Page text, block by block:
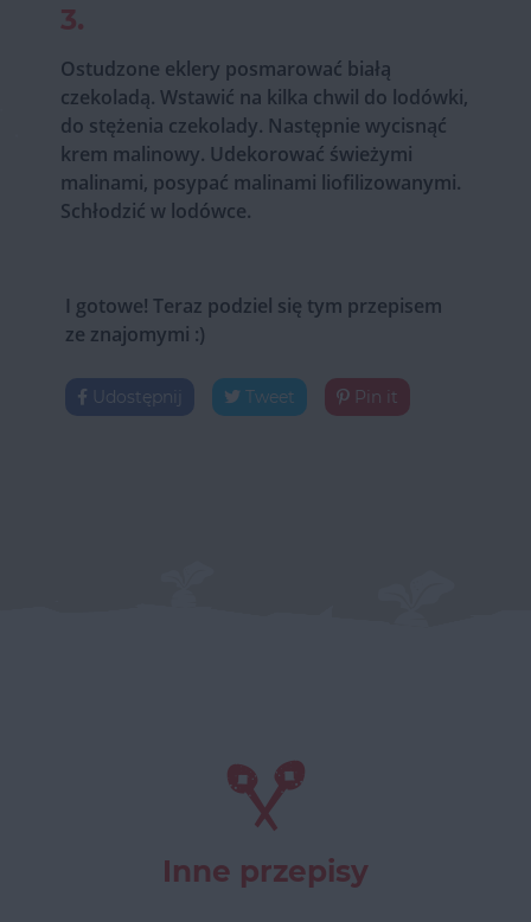
3.
Ostudzone eklery posmarować białą
czekoladą. Wstawić na kilka chwil do lodówki,
do stężenia czekolady. Następnie wycisnąć
krem malinowy. Udekorować świeżymi
malinami, posypać malinami liofilizowanymi.
Schłodzić w lodówce.
I gotowe! Teraz podziel się tym przepisem
ze znajomymi :)
Udostępnij Tweet Pin it
Inne przepisy